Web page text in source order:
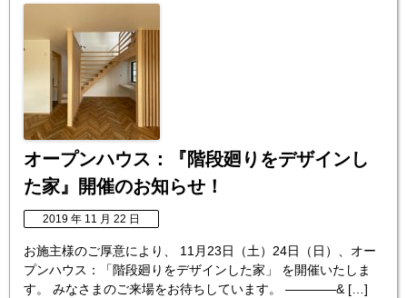
オープンハウス：『階段廻りをデザインし
た家』開催のお知らせ！
2019 年 11 月 22 日
お施主様のご厚意により、 11月23日（土）24日（日）、オー
プンハウス：「階段廻りをデザインした家」 を開催いたしま
す。 みなさまのご来場をお待ちしています。 ————& […]